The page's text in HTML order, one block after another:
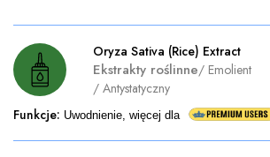
Oryza Sativa (Rice) Extract
Ekstrakty roślinne/ Emolient
/ Antystatyczny
Funkcje: Uwodnienie, więcej dla